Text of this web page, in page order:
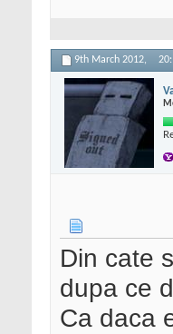
9th March 2012,
Din cate
dupa ce
Ca daca